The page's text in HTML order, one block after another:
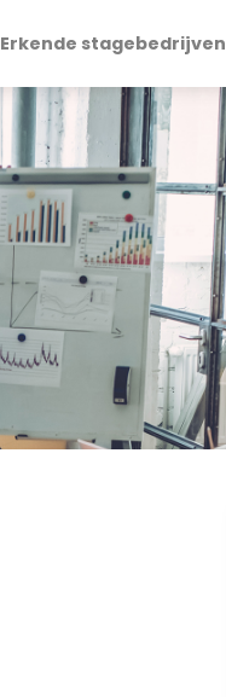
Erkende stagebedrijven